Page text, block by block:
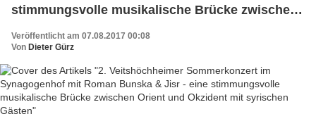
stimmungsvolle musikalische Brücke zwischen
Veröffentlicht am 07.08.2017 00:08
Von Dieter Gürz